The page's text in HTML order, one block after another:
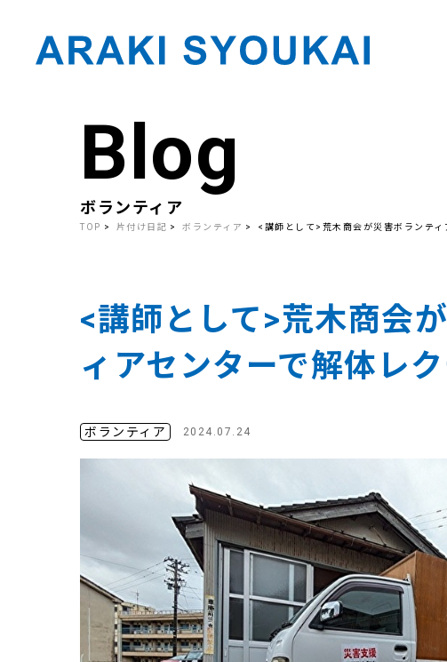
Blog
ボランティア
TOP 片付け日記 ボランティア <講師として>荒木商会が災害ボランティ
<講師として>荒木商会
ィアセンターで解体レク
ボランティア 2024.07.24